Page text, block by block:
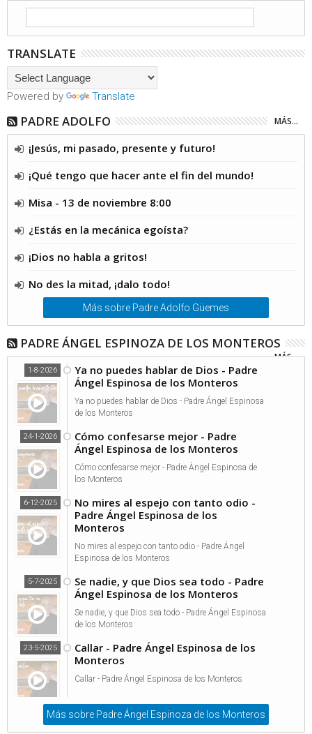
TRANSLATE
Powered by Translate
PADRE ADOLFO MÁS...
¡Jesús, mi pasado, presente y futuro!
¡Qué tengo que hacer ante el fin del mundo!
Misa - 13 de noviembre 8:00
¿Estás en la mecánica egoísta?
¡Dios no habla a gritos!
No des la mitad, ¡dalo todo!
Más sobre Padre Adolfo Güemes
PADRE ÁNGEL ESPINOZA DE LOS MONTEROS
MÁS...
Ya no puedes hablar de Dios - Padre
Ángel Espinosa de los Monteros
1-8-2026
Ya no puedes hablar de Dios - Padre Ángel Espinosa
de los Monteros
Cómo confesarse mejor - Padre
Ángel Espinosa de los Monteros
24-1-2026
Cómo confesarse mejor - Padre Ángel Espinosa de
los Monteros
No mires al espejo con tanto odio -
Padre Ángel Espinosa de los
Monteros
6-12-2025
No mires al espejo con tanto odio - Padre Ángel
Espinosa de los Monteros
Se nadie, y que Dios sea todo - Padre
Ángel Espinosa de los Monteros
5-7-2025
Se nadie, y que Dios sea todo - Padre Ángel Espinosa
de los Monteros
Callar - Padre Ángel Espinosa de los
Monteros
23-5-2025
Callar - Padre Ángel Espinosa de los Monteros
Más sobre Padre Ángel Espinoza de los Monteros